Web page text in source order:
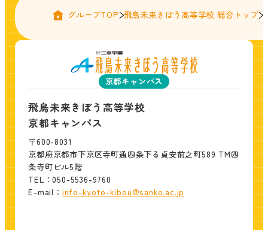
グループTOP 飛鳥未来きぼう高等学校 総合トップ
京都キャンパス
飛鳥未来きぼう高等学校
京都キャンパス
〒600-8031
京都府京都市下京区寺町通四条下る貞安前之町589 TM四
条寺町ビル5階
TEL：050-5536-9760
E-mail： info-kyoto-kibou@sanko.ac.jp